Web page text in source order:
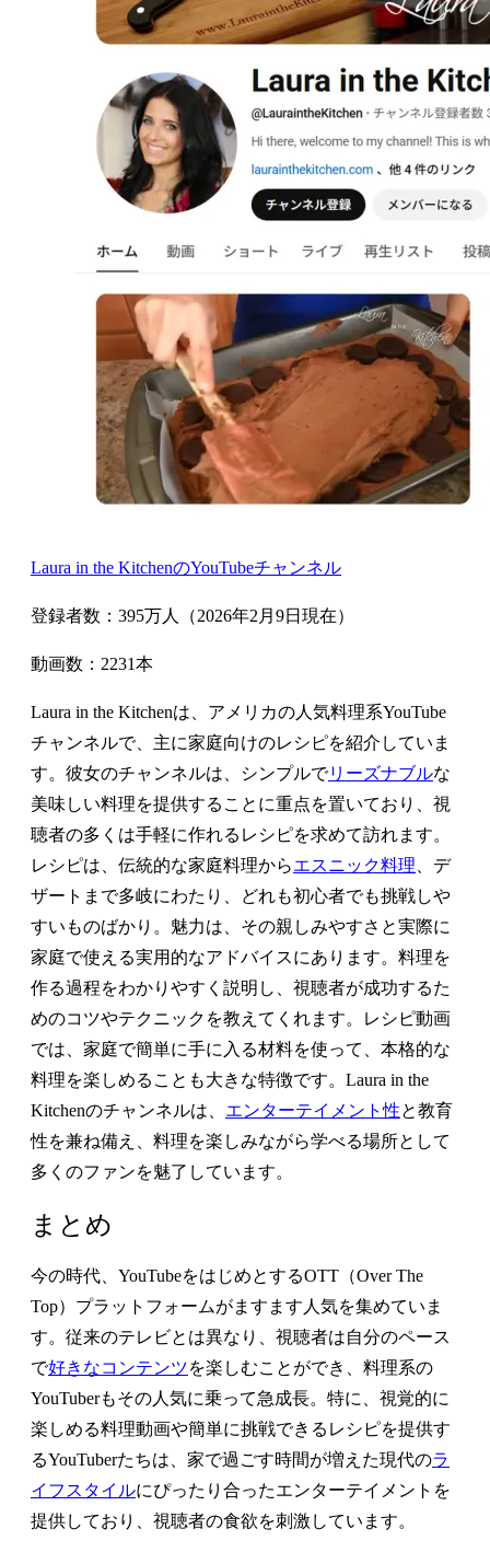
Laura in the KitchenのYouTubeチャンネル
登録者数：395万人（2026年2月9日現在）
動画数：2231本
Laura in the Kitchenは、アメリカの人気料理系YouTube
チャンネルで、主に家庭向けのレシピを紹介していま
す。彼女のチャンネルは、シンプルでリーズナブルな
美味しい料理を提供することに重点を置いており、視
聴者の多くは手軽に作れるレシピを求めて訪れます。
レシピは、伝統的な家庭料理からエスニック料理 、デ
ザートまで多岐にわたり、どれも初心者でも挑戦しや
すいものばかり。魅力は、その親しみやすさと実際に
家庭で使える実用的なアドバイスにあります。料理を
作る過程をわかりやすく説明し、視聴者が成功するた
めのコツやテクニックを教えてくれます。レシピ動画
では、家庭で簡単に手に入る材料を使って、本格的な
料理を楽しめることも大きな特徴です。Laura in the
Kitchenのチャンネルは、 エンターテイメント性と教育
性を兼ね備え、料理を楽しみながら学べる場所として
多くのファンを魅了しています。
まとめ
今の時代、YouTubeをはじめとするOTT（Over The
Top）プラットフォームがますます人気を集めていま
す。従来のテレビとは異なり、視聴者は自分のペース
で好きなコンテンツを楽しむことができ、料理系の
YouTuberもその人気に乗って急成長。特に、視覚的に
楽しめる料理動画や簡単に挑戦できるレシピを提供す
るYouTuberたちは、家で過ごす時間が増えた現代のラ
イフスタイルにぴったり合ったエンターテイメントを
提供しており、視聴者の食欲を刺激しています。